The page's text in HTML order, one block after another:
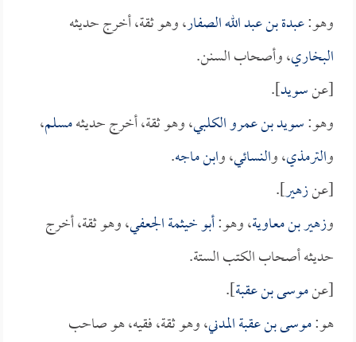
وهو:عبدة بن عبد الله الصفار، وهو ثقة، أخرج حديثه
البخاري، وأصحاب السنن.
[عنسويد].
وهو:سويد بن عمرو الكلبي، وهو ثقة، أخرج حديثهمسلم،
والترمذي، والنسائي، وابن ماجه.
[عنزهير].
وزهير بن معاوية، وهو:أبو خيثمة الجعفي، وهو ثقة، أخرج
حديثه أصحاب الكتب الستة.
[عنموسى بن عقبة].
هو:موسى بن عقبة المدني، وهو ثقة، فقيه، هو صاحب